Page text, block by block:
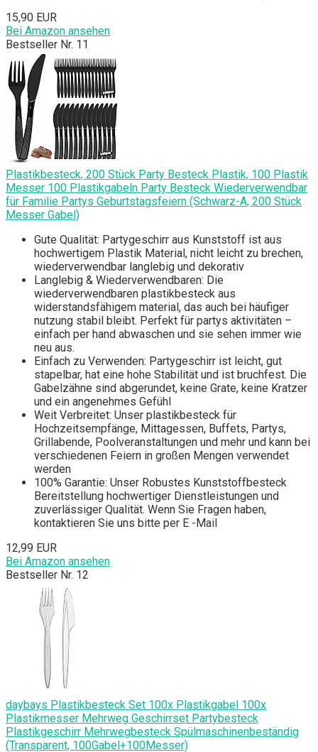
15,90 EUR
Bei Amazon ansehen
Bestseller Nr. 11
Plastikbesteck, 200 Stück Party Besteck Plastik, 100 Plastik
Messer 100 Plastikgabeln Party Besteck Wiederverwendbar
für Familie Partys Geburtstagsfeiern (Schwarz-A, 200 Stück
Messer Gabel)
Gute Qualität: Partygeschirr aus Kunststoff ist aus
hochwertigem Plastik Material, nicht leicht zu brechen,
wiederverwendbar langlebig und dekorativ
Langlebig & Wiederverwendbaren: Die
wiederverwendbaren plastikbesteck aus
widerstandsfähigem material, das auch bei häufiger
nutzung stabil bleibt. Perfekt für partys aktivitäten –
einfach per hand abwaschen und sie sehen immer wie
neu aus.
Einfach zu Verwenden: Partygeschirr ist leicht, gut
stapelbar, hat eine hohe Stabilität und ist bruchfest. Die
Gabelzähne sind abgerundet, keine Grate, keine Kratzer
und ein angenehmes Gefühl
Weit Verbreitet: Unser plastikbesteck für
Hochzeitsempfänge, Mittagessen, Buffets, Partys,
Grillabende, Poolveranstaltungen und mehr und kann bei
verschiedenen Feiern in großen Mengen verwendet
werden
100% Garantie: Unser Robustes Kunststoffbesteck
Bereitstellung hochwertiger Dienstleistungen und
zuverlässiger Qualität. Wenn Sie Fragen haben,
kontaktieren Sie uns bitte per E -Mail
12,99 EUR
Bei Amazon ansehen
Bestseller Nr. 12
daybays Plastikbesteck Set 100x Plastikgabel 100x
Plastikmesser Mehrweg Geschirrset Partybesteck
Plastikgeschirr Mehrwegbesteck Spülmaschinenbeständig
(Transparent, 100Gabel+100Messer)